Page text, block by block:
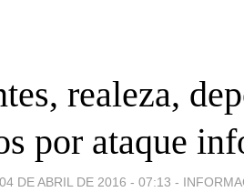
realeza,
por ataque
04 DE ABRIL DE 2016 - 07:13 -